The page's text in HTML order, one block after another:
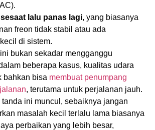
lalu panas lagi, yang biasanya
freon tidak stabil atau ada
di sistem.
bukan sekadar mengganggu
beberapa kasus, kualitas udara
bahkan bisa membuat penumpang
, terutama untuk perjalanan jauh.
ini muncul, sebaiknya jangan
masalah kecil terlalu lama biasanya
perbaikan yang lebih besar,